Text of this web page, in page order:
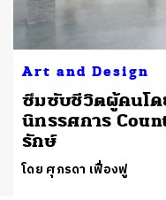
Art and Design
ซึมซับชีวิตผู้คนโด
นิทรรศการ
รักษ์
โดย ศุภรดา เฟื่องฟู